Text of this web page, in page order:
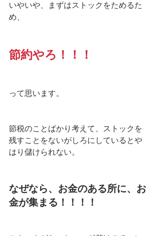
いやいや、まずはストックをためるた
め、
節約やろ！！！
って思います。
節税のことばかり考えて、ストックを
残すことをないがしろにしているとや
はり儲けられない。
なぜなら、お金のある所に、お
金が集まる！！！！